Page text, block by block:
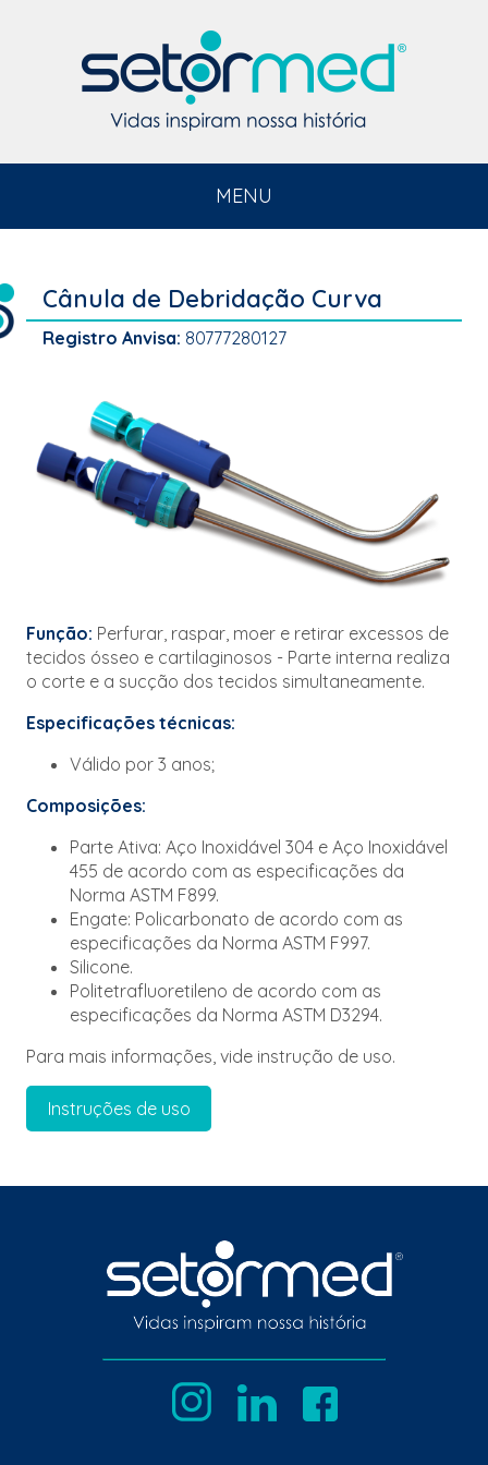
MENU
Cânula de Debridação Curva
Registro Anvisa: 80777280127
Função: Perfurar, raspar, moer e retirar excessos de
tecidos ósseo e cartilaginosos - Parte interna realiza
o corte e a sucção dos tecidos simultaneamente.
Especificações técnicas:
Válido por 3 anos;
Composições:
Parte Ativa: Aço Inoxidável 304 e Aço Inoxidável
455 de acordo com as especificações da
Norma ASTM F899.
Engate: Policarbonato de acordo com as
especificações da Norma ASTM F997.
Silicone.
Politetrafluoretileno de acordo com as
especificações da Norma ASTM D3294.
Para mais informações, vide instrução de uso.
Instruções de uso